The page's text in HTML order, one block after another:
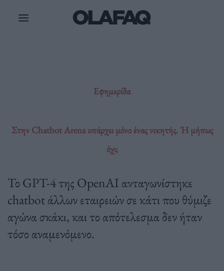
Εφημερίδα
Στην Chatbot Arena υπάρχει μόνο ένας νικητής. Ή μήπως
όχι;
Το GPT-4 της OpenAI ανταγωνίστηκε
chatbot άλλων εταιρειών σε κάτι που θύμιζε
αγώνα σκάκι, και το απότελεσμα δεν ήταν
τόσο αναμενόμενο.